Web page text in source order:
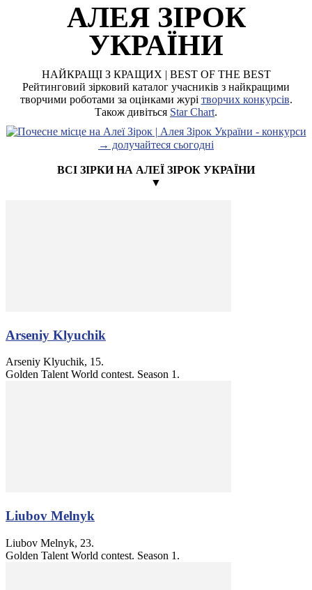
АЛЕЯ ЗІРОК
УКРАЇНИ
НАЙКРАЩІ З КРАЩИХ | BEST OF THE BEST
Рейтинговий зірковий каталог учасників з найкращими
творчими роботами за оцінками журі творчих конкурсів.
Також дивіться Star Chart.
→ долучайтеся сьогодні
ВСІ ЗІРКИ НА АЛЕЇ ЗІРОК УКРАЇНИ
▼
Arseniy Klyuchik
Arseniy Klyuchik, 15.
Golden Talent World contest. Season 1.
Liubov Melnyk
Liubov Melnyk, 23.
Golden Talent World contest. Season 1.